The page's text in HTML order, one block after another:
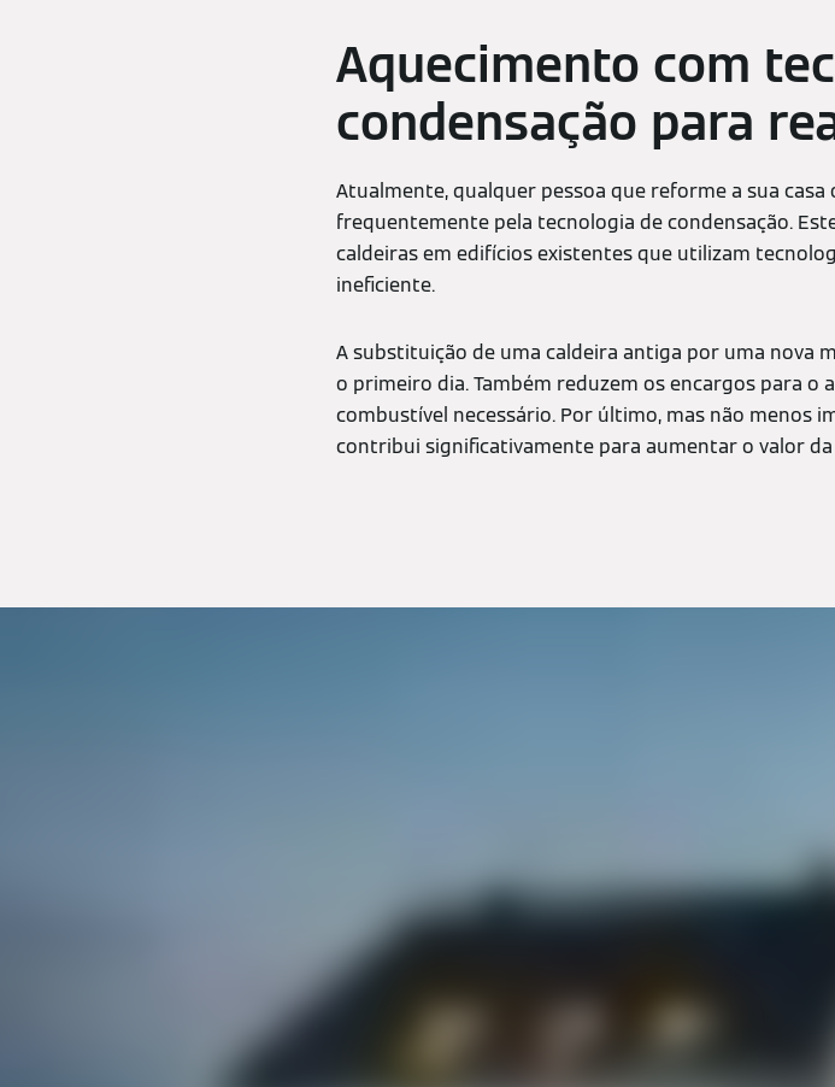
Aquecimento com
condensação para
Atualmente, qualquer pessoa que reforme a sua
frequentemente pela tecnologia de condensação.
caldeiras em edifícios existentes que utilizam
ineficiente.
A substituição de uma caldeira antiga por uma nova
o primeiro dia. Também reduzem os encargos para o
combustível necessário. Por último, mas não menos
contribui significativamente para aumentar o valor